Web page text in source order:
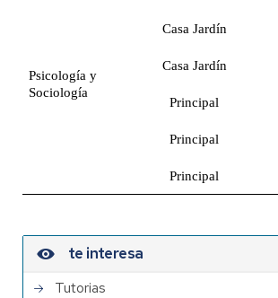
Psicología y
Sociología
Casa Jardín
Casa Jardín
Principal
Principal
Principal
te interesa
Tutorias